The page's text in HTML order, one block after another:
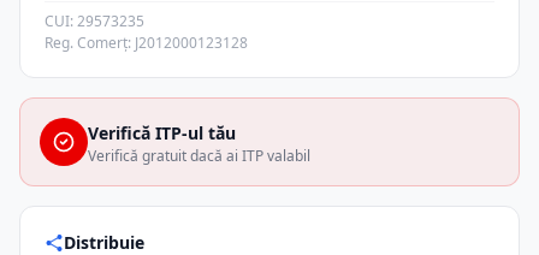
CUI: 29573235
Reg. Comerț: J2012000123128
Verifică ITP-ul tău
Verifică gratuit dacă ai ITP valabil
Distribuie